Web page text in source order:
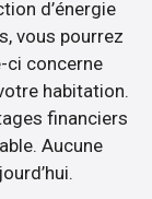
d’énergie
vous pourrez
ci concerne
habitation.
financiers
Aucune